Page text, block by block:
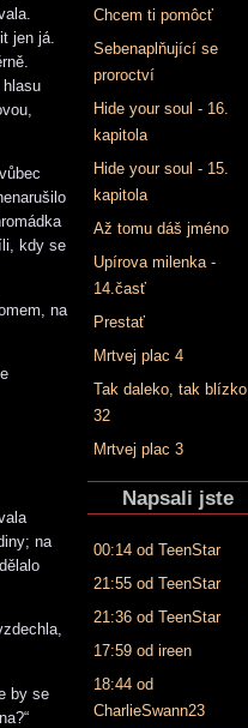
jen já.
kdy se
na
na
by se
Chcem ti pomôcť
Sebenaplňující se
proroctví
Hide your soul - 16.
kapitola
Hide your soul - 15.
kapitola
Až tomu dáš jméno
Upírova milenka -
14.časť
Prestať
Mrtvej plac 4
Tak daleko, tak blízko
32
Mrtvej plac 3
Napsali jste
00:14 od TeenStar
21:55 od TeenStar
21:36 od TeenStar
17:59 od ireen
18:44 od
CharlieSwann23